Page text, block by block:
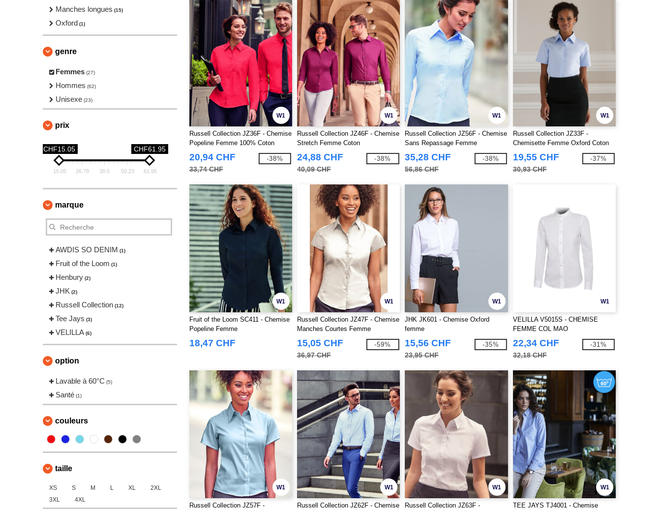
Manches longues (15)
Oxford (1)
genre
Femmes (27)
Hommes (62)
Unisexe (23)
prix
CHF15.05 CHF61.95
15.05 26.78 38.5 50.23 61.95
marque
AWDIS SO DENIM (1)
Fruit of the Loom (1)
Henbury (2)
JHK (2)
Russell Collection (12)
Tee Jays (3)
VELILLA (6)
option
Lavable à 60°C (5)
Santé (1)
couleurs
taille
XS S M L XL
2XL
3XL
4XL
W1
Russell Collection JZ36F - Chemise
Popeline Femme 100% Coton
20,94 CHF
33,74 CHF
-38%
W1
Russell Collection JZ46F - Chemise
Stretch Femme Coton
24,88 CHF
40,09 CHF
-38%
W1
Russell Collection JZ56F - Chemise
Sans Repassage Femme
35,28 CHF
56,86 CHF
-38%
W1
Russell Collection JZ33F -
Chemisette Femme Oxford Coton
19,55 CHF
30,93 CHF
-37%
W1
Fruit of the Loom SC411 - Chemise
Popeline Femme
18,47 CHF
W1
Russell Collection JZ47F - Chemise
Manches Courtes Femme
15,05 CHF
36,97 CHF
-59%
W1
JHK JK601 - Chemise Oxford
femme
15,56 CHF
23,95 CHF
-35%
W1
VELILLA V5015S - CHEMISE
FEMME COL MAO
22,34 CHF
32,18 CHF
-31%
W1
Russell Collection JZ57F -
W1
Russell Collection JZ62F - Chemise
W1
Russell Collection JZ63F -
W1
TEE JAYS TJ4001 - Chemise